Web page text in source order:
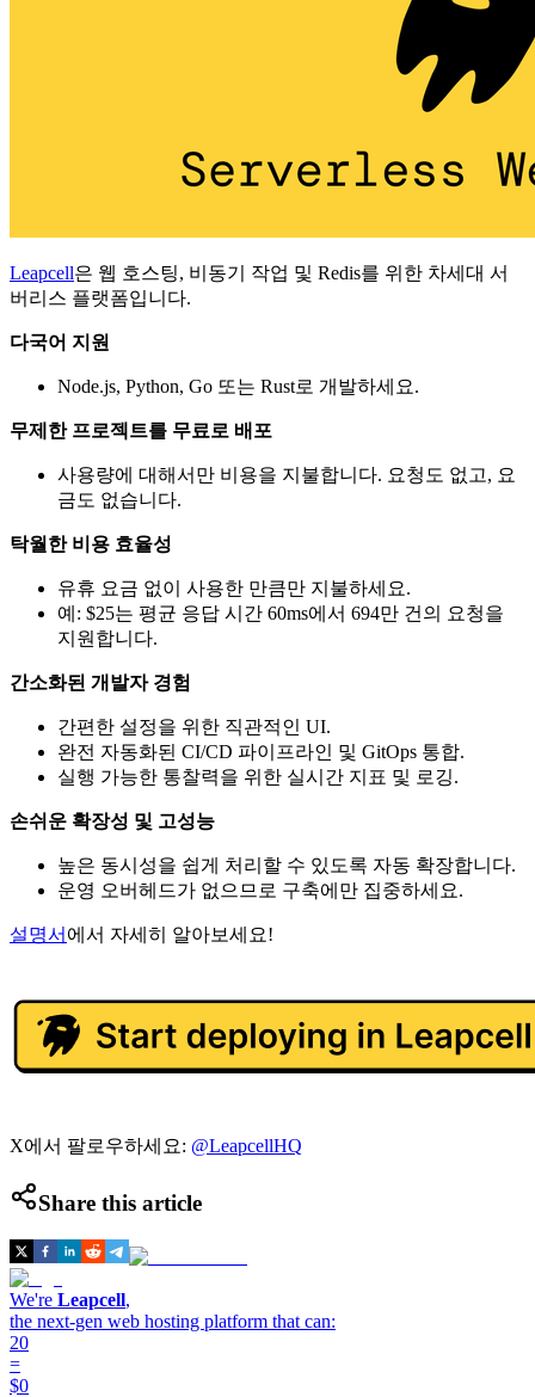
Leapcell은 웹 호스팅, 비동기 작업 및 Redis를 위한 차세대 서
버리스 플랫폼입니다.
다국어 지원
Node.js, Python, Go 또는 Rust로 개발하세요.
무제한 프로젝트를 무료로 배포
사용량에 대해서만 비용을 지불합니다. 요청도 없고, 요
금도 없습니다.
탁월한 비용 효율성
유휴 요금 없이 사용한 만큼만 지불하세요.
예: $25는 평균 응답 시간 60ms에서 694만 건의 요청을
지원합니다.
간소화된 개발자 경험
간편한 설정을 위한 직관적인 UI.
완전 자동화된 CI/CD 파이프라인 및 GitOps 통합.
실행 가능한 통찰력을 위한 실시간 지표 및 로깅.
손쉬운 확장성 및 고성능
높은 동시성을 쉽게 처리할 수 있도록 자동 확장합니다.
운영 오버헤드가 없으므로 구축에만 집중하세요.
설명서 에서 자세히 알아보세요!
X에서 팔로우하세요: @LeapcellHQ
Share this article
We're Leapcell,
the next-gen web hosting platform that can:
20
=
$0